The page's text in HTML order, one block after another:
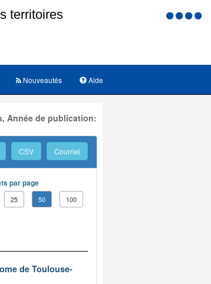
Menu
Aide
Nouveautés
Année de publication:
CSV Courriel
par page
25 50 100
de Toulouse-